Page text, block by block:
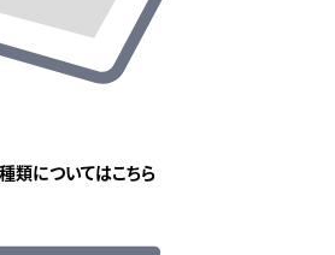
類についてはこちら